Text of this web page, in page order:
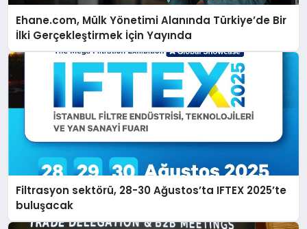
Ehane.com, Mülk Yönetimi Alanında Türkiye’de Bir
İlki Gerçekleştirmek İçin Yayında
Filtrasyon sektörü, 28-30 Ağustos’ta IFTEX 2025’te
buluşacak